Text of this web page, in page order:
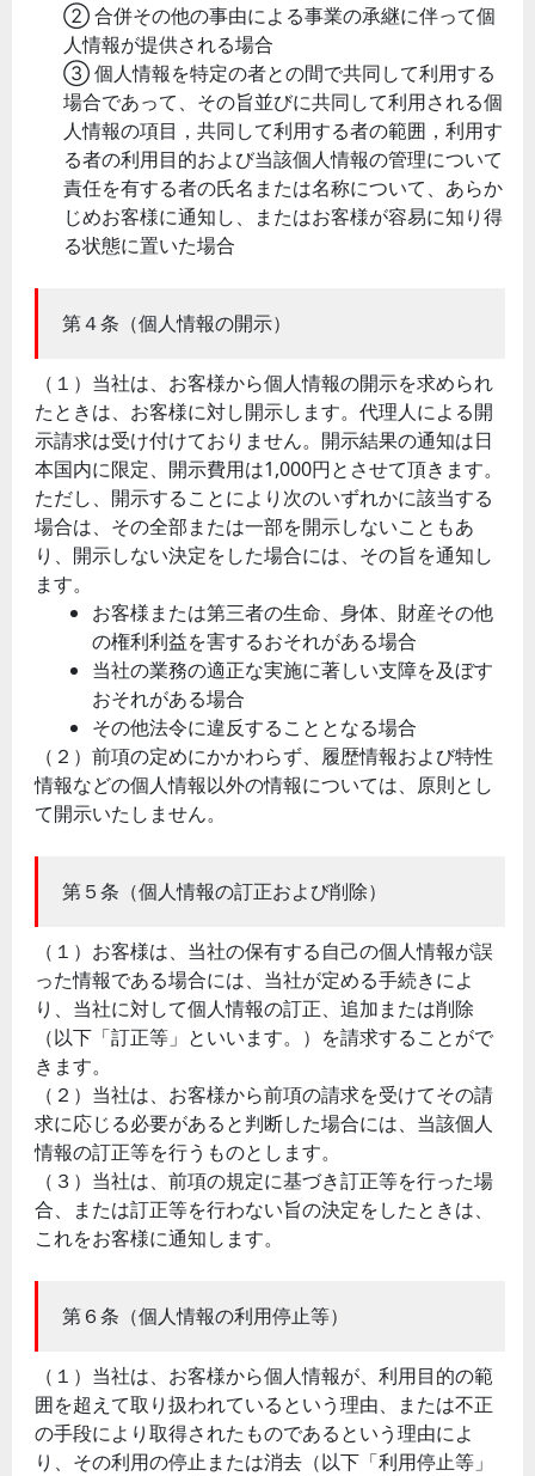
② 合併その他の事由による事業の承継に伴って個
人情報が提供される場合
③ 個人情報を特定の者との間で共同して利用する
場合であって、その旨並びに共同して利用される個
人情報の項目，共同して利用する者の範囲，利用す
る者の利用目的および当該個人情報の管理について
責任を有する者の氏名または名称について、あらか
じめお客様に通知し、またはお客様が容易に知り得
る状態に置いた場合
第４条（個人情報の開示）
（１）当社は、お客様から個人情報の開示を求められ
たときは、お客様に対し開示します。代理人による開
示請求は受け付けておりません。開示結果の通知は日
本国内に限定、開示費用は1,000円とさせて頂きます。
ただし、開示することにより次のいずれかに該当する
場合は、その全部または一部を開示しないこともあ
り、開示しない決定をした場合には、その旨を通知し
ます。
お客様または第三者の生命、身体、財産その他
の権利利益を害するおそれがある場合
当社の業務の適正な実施に著しい支障を及ぼす
おそれがある場合
その他法令に違反することとなる場合
（２）前項の定めにかかわらず、履歴情報および特性
情報などの個人情報以外の情報については、原則とし
て開示いたしません。
第５条（個人情報の訂正および削除）
（１）お客様は、当社の保有する自己の個人情報が誤
った情報である場合には、当社が定める手続きによ
り、当社に対して個人情報の訂正、追加または削除
（以下「訂正等」といいます。）を請求することがで
きます。
（２）当社は、お客様から前項の請求を受けてその請
求に応じる必要があると判断した場合には、当該個人
情報の訂正等を行うものとします。
（３）当社は、前項の規定に基づき訂正等を行った場
合、または訂正等を行わない旨の決定をしたときは、
これをお客様に通知します。
第６条（個人情報の利用停止等）
（１）当社は、お客様から個人情報が、利用目的の範
囲を超えて取り扱われているという理由、または不正
の手段により取得されたものであるという理由によ
り、その利用の停止または消去（以下「利用停止等」